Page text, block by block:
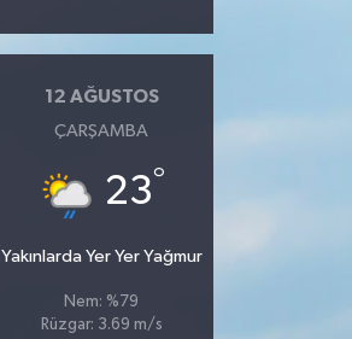
12 AĞUSTOS
ÇARŞAMBA
23°
Yakınlarda Yer Yer Yağmur
Nem: %79
Rüzgar: 3.69 m/s